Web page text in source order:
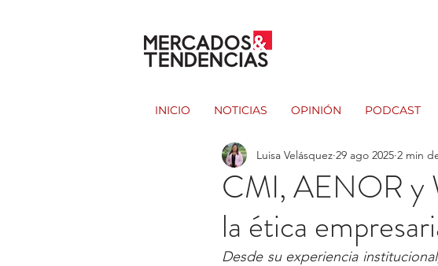
INICIO NOTICIAS OPINIÓN PODCAST
CMI, AENOR y
la ética
Luisa Velásquez 29 ago 2025 2 min
Desde su experiencia